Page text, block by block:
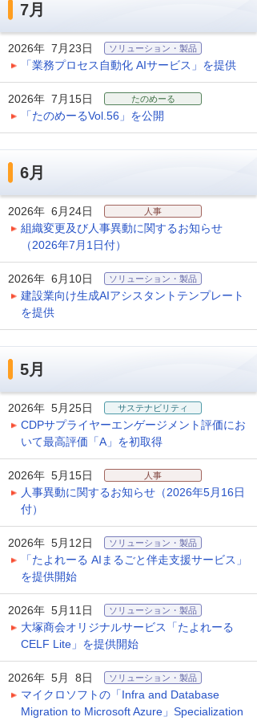
7月
2026年 7月23日 ソリューション・製品
「業務プロセス自動化 AIサービス」を提供
2026年 7月15日 たのめーる
「たのめーるVol.56」を公開
6月
2026年 6月24日 人事
組織変更及び人事異動に関するお知らせ
（2026年7月1日付）
2026年 6月10日 ソリューション・製品
建設業向け生成AIアシスタントテンプレート
を提供
5月
2026年 5月25日 サステナビリティ
CDPサプライヤーエンゲージメント評価にお
いて最高評価「A」を初取得
2026年 5月15日 人事
人事異動に関するお知らせ（2026年5月16日
付）
2026年 5月12日 ソリューション・製品
「たよれーる AIまるごと伴走支援サービス」
を提供開始
2026年 5月11日 ソリューション・製品
大塚商会オリジナルサービス「たよれーる
CELF Lite」を提供開始
2026年 5月 8日 ソリューション・製品
マイクロソフトの「Infra and Database
Migration to Microsoft Azure」Specialization